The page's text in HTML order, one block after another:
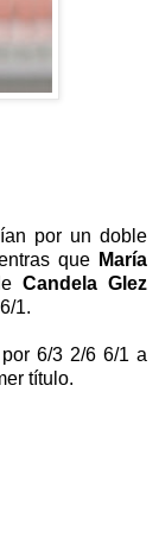
por un doble
que María
Candela Glez
1.
6/3 2/6 6/1 a
título.